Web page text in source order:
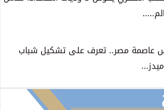
عاصمة مصر.. تعرف على تشكيل شباب